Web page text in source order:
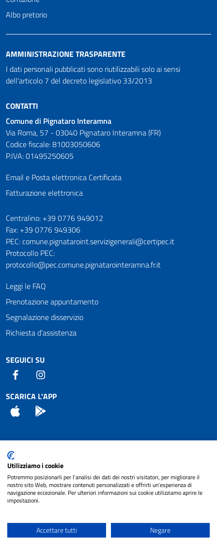
Albo pretorio
AMMINISTRAZIONE TRASPARENTE
I dati personali pubblicati sono riutilizzabili solo ai sensi
dell'articolo 7 del decreto legislativo 33/2013
CONTATTI
Comune di Pignataro Interamna
Via Roma, 57 - 03040 Pignataro Interamna (FR)
Codice fiscale: 81003050606
P.IVA: 01495250605
Email e Posta elettronica Certificata
Fatturazione elettronica
Numeri utili
Centralino: +39 0776 949012
Fax: +39 0776 949306
PEC: comune.pignataroint.servizigenerali@certipec.it
Protocollo PEC:
protocollo@pec.comune.pignatarointeramna.fr.it
Leggi le FAQ
Prenotazione appuntamento
Segnalazione disservizio
Richiesta d'assistenza
SEGUICI SU
Facebook
SCARICA L'APP
App Store
Attuazione Misure PNRR
Piano di miglioramento del sito
Note legali
cura diNET SMART
Utilizziamo i cookie
Potremmo posizionarli per l'analisi dei dati dei nostri visitatori, per migliorare il
nostro sito Web, mostrare contenuti personalizzati e offrirti un'esperienza di
navigazione eccezionale. Per ulteriori informazioni sui cookie utilizziamo aprire le
impostazioni.
Accettare tutti Negare